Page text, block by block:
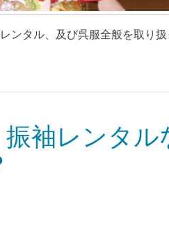
ンタル、及び呉服全般を取り
袖レンタ